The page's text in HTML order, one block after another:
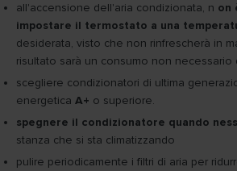
all'accensione dell'aria condizionata, n on
impostare il termostato a una
desiderata, visto che non rinfrescherà in
risultato sarà un consumo non necessario
scegliere condizionatori di ultima
energetica A+ o superiore.
spegnere il condizionatore quando
stanza che si sta climatizzando
pulire periodicamente i filtri di aria per